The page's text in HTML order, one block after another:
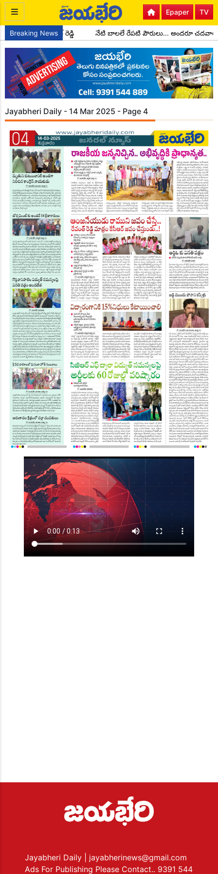
TV
Epaper
Breaking News
చాడ కొండాల్ రెడ్డి నేటి బాలలే రేపటి పౌరులు... అందరూ చదవాలి
Jayabheri Daily - 14 Mar 2025 - Page 4
Jayabheri Daily
| jayabherinews@gmail.com
Ads For Publishing Please Contact.. 9391 544